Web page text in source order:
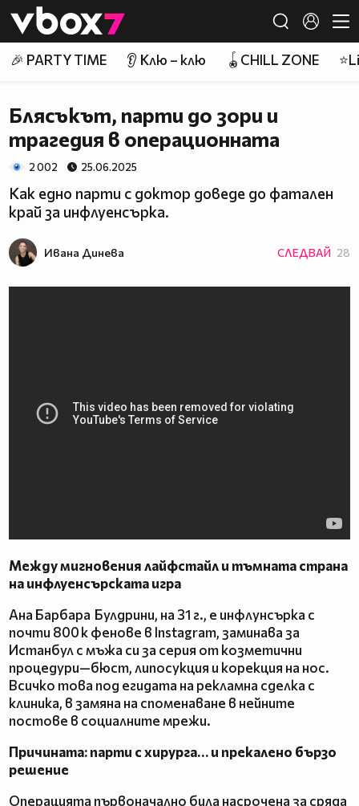
👾
🎉 PARTY TIME 👂 Клю – клю 🪀CHILL ZONE
Блясъкът, парти до зори и
трагедия в операционната
2 002 25.06.2025
Как едно парти с доктор доведе до фатален
край за инфлуенсърка.
Ивана Динева СЛЕДВАЙ 28
Между мигновения лайфстайл и тъмната страна
на инфлуенсърската игра
Aнa Барбара Булдрини, на 31 г., е инфлунсърка с
почти 800 к фенове в Instagram, заминава за
Истанбул с мъжа си за серия от козметични
процедури—бюст, липосукция и корекция на нос.
Всичко това под егидата на рекламна сделка с
клиника, в замяна на споменаване в нейните
постове в социалните мрежи.
Причината: парти с хирурга… и прекалено бързо
решение
Операцията първоначално била насрочена за сряда